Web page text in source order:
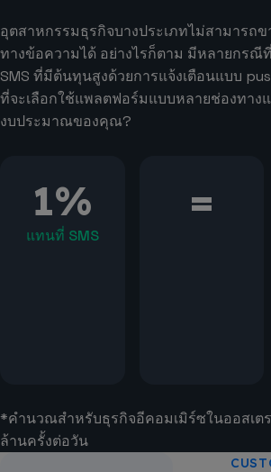
อุตสาหกรรมธุรกิจบางประเภทไม่สามารถ
ทางข้อความได้ อย่างไรก็ตาม มีหลายกร
SMS ที่มีต้นทุนสูงด้วยการแจ้งเตือนแบบ
ที่จะเลือกใช้แพลตฟอร์มแบบหลายช่องทาง
งบประมาณของคุณ?
1%
แทนที่ SMS
=
*คำนวณสำหรับธุรกิจอีคอมเมิร์ซในออสเต
ล้านครั้งต่อวัน